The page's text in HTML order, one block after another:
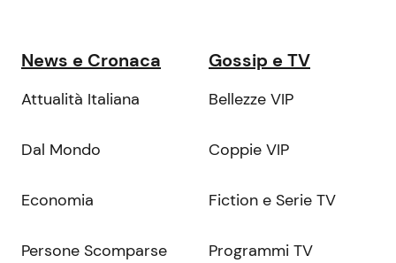
News e Cronaca
Attualità Italiana
Dal Mondo
Economia
Persone Scomparse
Gossip e TV
Bellezze VIP
Coppie VIP
Fiction e Serie TV
Programmi TV